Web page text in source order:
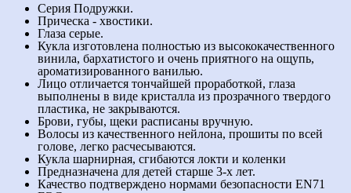
Серия Подружки.
Прическа - хвостики.
Глаза серые.
Кукла изготовлена полностью из высококачественного
винила, бархатистого и очень приятного на ощупь,
ароматизированного ванилью.
Лицо отличается тончайшей проработкой, глаза
выполнены в виде кристалла из прозрачного твердого
пластика, не закрываются.
Брови, губы, щеки расписаны вручную.
Волосы из качественного нейлона, прошиты по всей
голове, легко расчесываются.
Кукла шарнирная, сгибаются локти и коленки
Предназначена для детей старше 3-х лет.
Качество подтверждено нормами безопасности EN71